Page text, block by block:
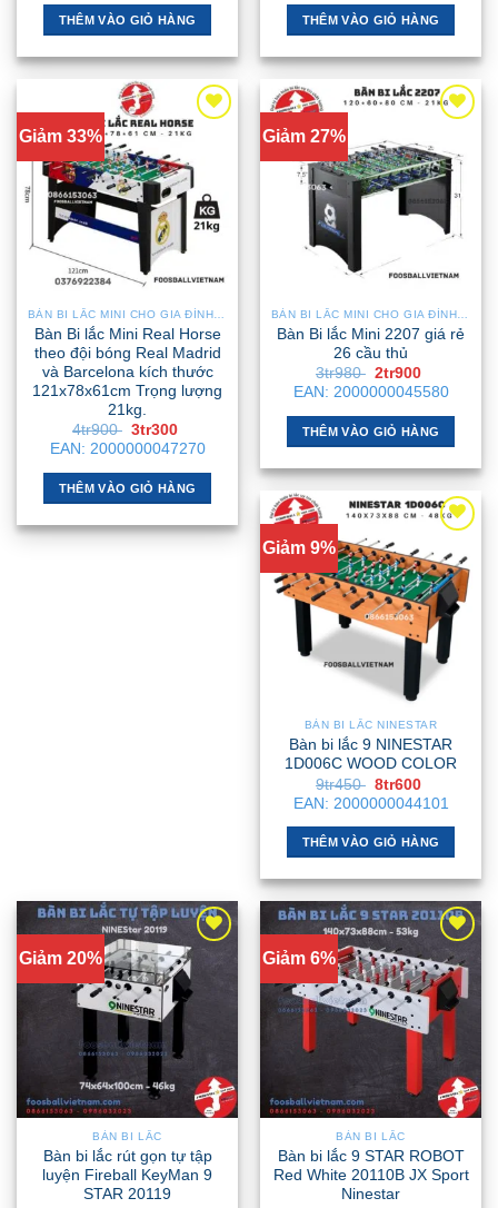
10tr870 .
là:
9tr600 .
THÊM VÀO GIỎ HÀNG
9tr450 .là:
8tr600 .
THÊM VÀO GIỎ HÀNG
Giảm 33%
Bàn Bi lắc Mini Real Horse
theo đội bóng Real Madrid
và Barcelona kích thước
121x78x61cm Trọng lượng
21kg.
4tr900 Giá
gốc
là:
4tr900 .
3tr300
hiện
tại
là:
3tr300 .
EAN: 2000000047270
THÊM VÀO GIỎ HÀNG
Giảm 27%
Bàn Bi lắc Mini 2207 giá rẻ
26 cầu thủ
3tr980 Giá
gốc
là:
3tr980 .
2tr900
hiện
tại
là:
2tr900 .
EAN: 2000000045580
THÊM VÀO GIỎ HÀNG
Giảm 9%
BÀN BI LẮC NINESTAR
Bàn bi lắc 9 NINESTAR
1D006C WOOD COLOR
9tr450 Giá
gốc
là:
9tr450 .
8tr600
hiện
tại
là:
8tr600 .
EAN: 2000000044101
THÊM VÀO GIỎ HÀNG
Giảm 20%
BÀN BI LẮC
Bàn bi lắc rút gọn tự tập
luyện Fireball KeyMan 9
STAR 20119
Giảm 6%
BÀN BI LẮC
Bàn bi lắc 9 STAR ROBOT
Red White 20110B JX Sport
Ninestar